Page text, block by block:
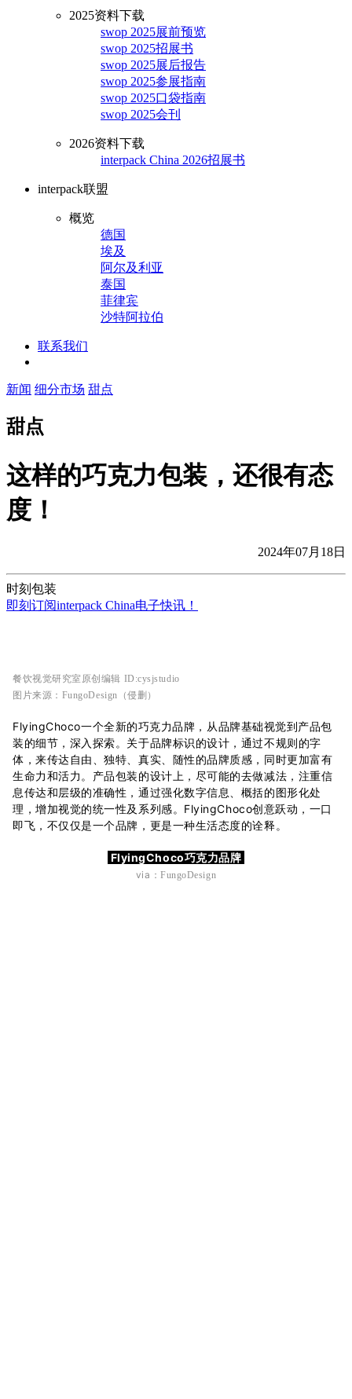
2025资料下载
swop 2025展前预览
swop 2025招展书
swop 2025展后报告
swop 2025参展指南
swop 2025口袋指南
swop 2025会刊
2026资料下载
interpack China 2026招展书
interpack联盟
概览
德国
埃及
阿尔及利亚
泰国
菲律宾
沙特阿拉伯
联系我们
新闻 细分市场 甜点
甜点
这样的巧克力包装，还很有态
度！
2024年07月18日
时刻包装
即刻订阅interpack China电子快讯！
餐饮视觉研究室原创编辑 ID:cysjstudio
图片来源：FungoDesign（侵删）
FlyingChoco一个全新的巧克力品牌，从品牌基础视觉到产品包
装的细节，深入探索。关于品牌标识的设计，通过不规则的字
体，来传达自由、独特、真实、随性的品牌质感，同时更加富有
生命力和活力。产品包装的设计上，尽可能的去做减法，注重信
息传达和层级的准确性，通过强化数字信息、概括的图形化处
理，增加视觉的统一性及系列感。FlyingChoco创意跃动，一口
即飞，不仅仅是一个品牌，更是一种生活态度的诠释。
FlyingChoco巧克力品牌
via：FungoDesign